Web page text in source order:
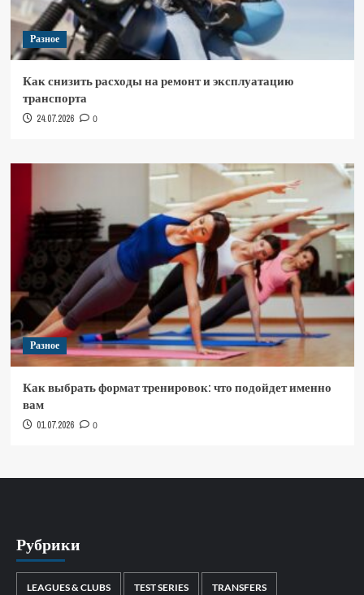
Разное
Как снизить расходы на ремонт и эксплуатацию
транспорта
24.07.2026 0
Разное
Как выбрать формат тренировок: что подойдет именно
вам
01.07.2026 0
Рубрики
LEAGUES & CLUBS TEST SERIES TRANSFERS